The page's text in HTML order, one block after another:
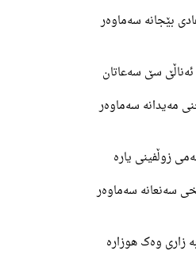
بێجانە سەماوەر
سێ سەعاتان
مەیدانە سەماوەر
زوڵفینی یارە
سەنعانە سەماوەر
زاری وەک هوزارە